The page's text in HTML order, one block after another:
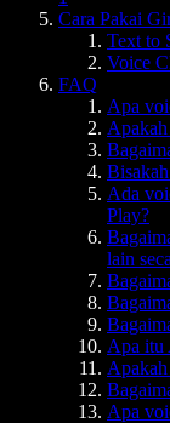
Cara Pakai
Text to
Voice
FAQ
Apa
Ada
Play?
lain
Apa itu
Apa